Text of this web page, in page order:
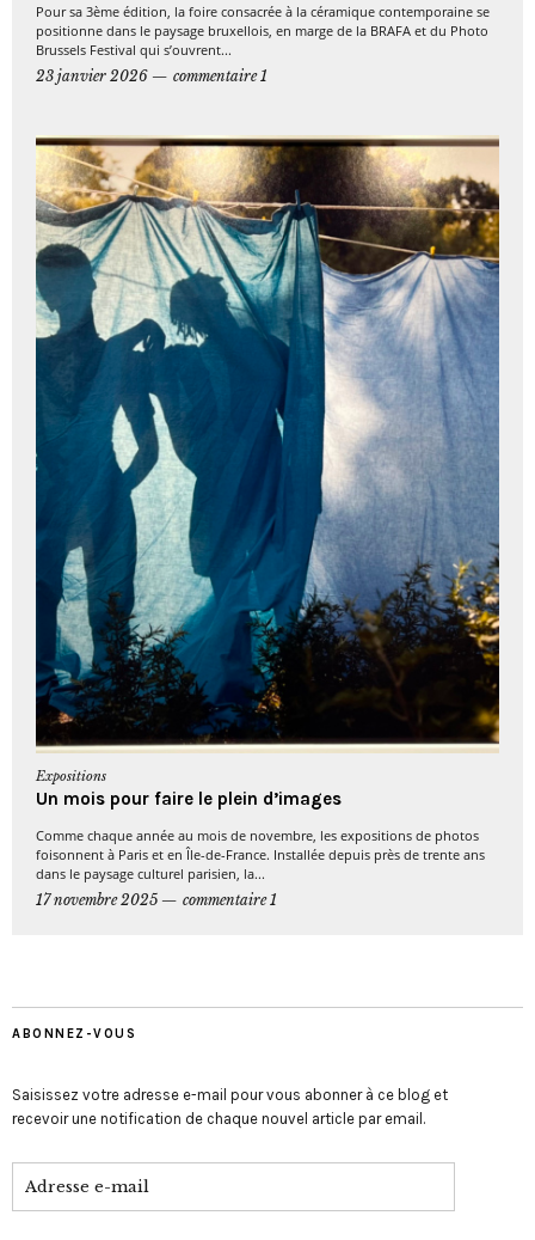
Pour sa 3ème édition, la foire consacrée à la céramique contemporaine se
positionne dans le paysage bruxellois, en marge de la BRAFA et du Photo
Brussels Festival qui s’ouvrent...
23 janvier 2026
commentaire 1
Expositions
Un mois pour faire le plein d’images
Comme chaque année au mois de novembre, les expositions de photos
foisonnent à Paris et en Île-de-France. Installée depuis près de trente ans
dans le paysage culturel parisien, la...
17 novembre 2025
commentaire 1
ABONNEZ-VOUS
Saisissez votre adresse e-mail pour vous abonner à ce blog et
recevoir une notification de chaque nouvel article par email.